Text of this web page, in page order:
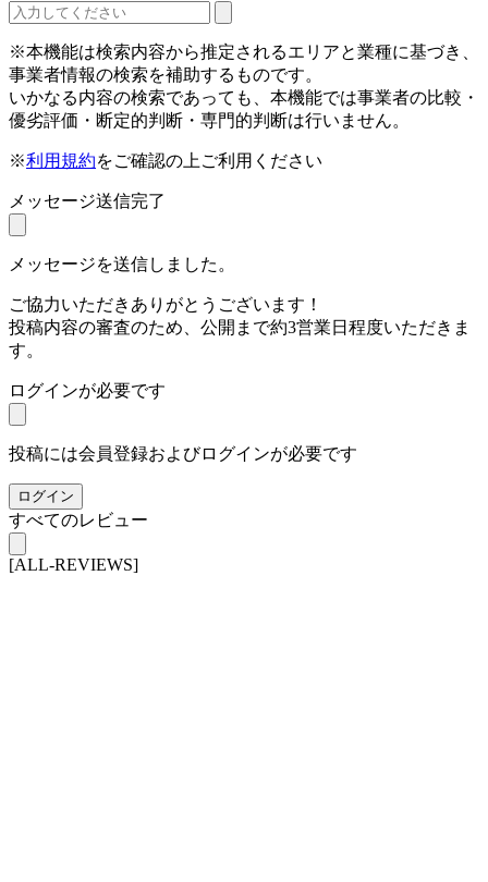
※本機能は検索内容から推定されるエリアと業種に基づき、
事業者情報の検索を補助するものです。
いかなる内容の検索であっても、本機能では事業者の比較・
優劣評価・断定的判断・専門的判断は行いません。
※利用規約をご確認の上ご利用ください
メッセージ送信完了
メッセージを送信しました。
ご協力いただきありがとうございます！
投稿内容の審査のため、公開まで約3営業日程度いただきま
す。
ログインが必要です
投稿には会員登録およびログインが必要です
ログイン
すべてのレビュー
[ALL-REVIEWS]